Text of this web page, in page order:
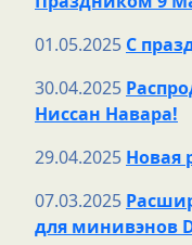
01.05.2025 С
30.04.2025
Ниссан Навара!
29.04.2025 Новая
07.03.2025
для минивэнов